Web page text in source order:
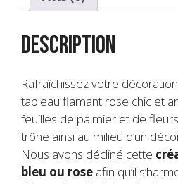
Description
Rafraîchissez votre
tableau flamant rose chic et
feuilles de palmier et de
trône ainsi au milieu d’un
Nous avons décliné cette
bleu ou rose afin qu’il